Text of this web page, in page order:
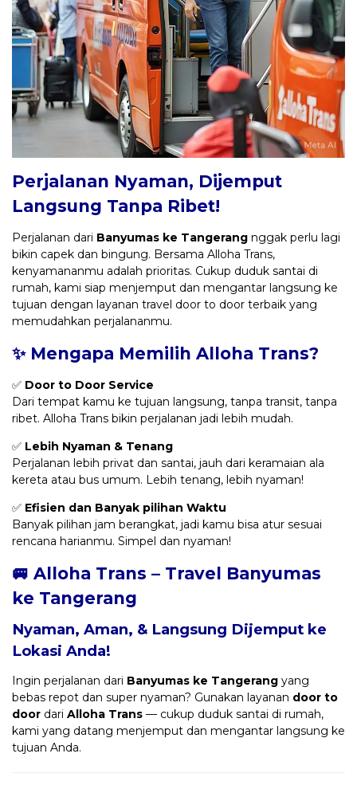
Perjalanan Nyaman, Dijemput
Langsung Tanpa Ribet!
Perjalanan dari Banyumas ke Tangerang nggak perlu lagi
bikin capek dan bingung. Bersama Alloha Trans,
kenyamananmu adalah prioritas. Cukup duduk santai di
rumah, kami siap menjemput dan mengantar langsung ke
tujuan dengan layanan travel door to door terbaik yang
memudahkan perjalananmu.
✨ Mengapa Memilih Alloha Trans?
✅ Door to Door Service
Dari tempat kamu ke tujuan langsung, tanpa transit, tanpa
ribet. Alloha Trans bikin perjalanan jadi lebih mudah.
✅ Lebih Nyaman & Tenang
Perjalanan lebih privat dan santai, jauh dari keramaian ala
kereta atau bus umum. Lebih tenang, lebih nyaman!
✅ Efisien dan Banyak pilihan Waktu
Banyak pilihan jam berangkat, jadi kamu bisa atur sesuai
rencana harianmu. Simpel dan nyaman!
🚐 Alloha Trans – Travel Banyumas
ke Tangerang
Nyaman, Aman, & Langsung Dijemput ke
Lokasi Anda!
Ingin perjalanan dari Banyumas ke Tangerang yang
bebas repot dan super nyaman? Gunakan layanan door to
door dari Alloha Trans — cukup duduk santai di rumah,
kami yang datang menjemput dan mengantar langsung ke
tujuan Anda.